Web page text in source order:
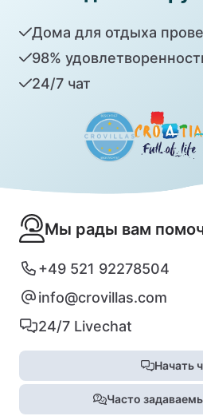
Дома для отдыха
98%
24/7 чат
Мы рады вам
+49 521 92278504
info@crovillas.com
24/7 Livechat
Начать
Часто